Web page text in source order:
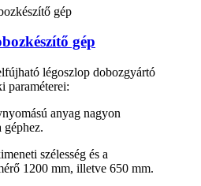
gép
légoszlop dobozgyártó
paraméterei:
anyag nagyon
géphez.
szélesség és a
1200 mm, illetve 650 mm.